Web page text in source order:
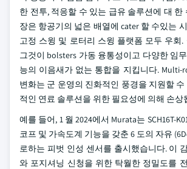
한 전투, 적응할 수 있는 급유 솔루션에 대 한
장은 항공기의 넓은 배열에 cater 할 수있는
고정 스윙 및 로터리 스윙 플랫폼 모두 우회.
그것이 bolsters 가동 융통성이고 다양한 임
능의 이음새가 없는 통합을 지킵니다. Multi-
변화는 군 운영의 진화적인 풍경을 지원할
적인 연료 솔루션을 위한 필요성에 의해 손상
예를 들어, 1 월 2024에서 Murata는 SCH16T-
코프 및 가속도계 기능을 갖춘 6 도의 자유
로하는 피벗 인성 센서를 출시했습니다. 이
와 포지셔닝 신청을 위한 탁월한 정밀도를